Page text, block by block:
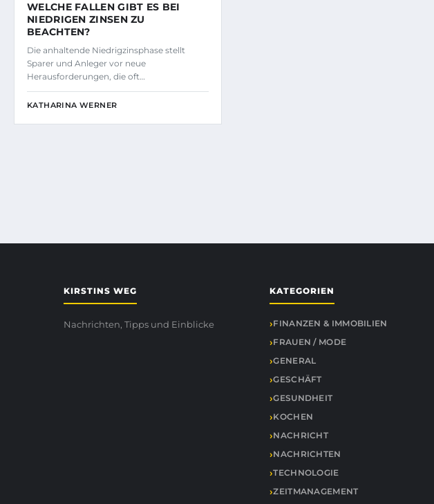
WELCHE FALLEN GIBT ES BEI
NIEDRIGEN ZINSEN ZU
BEACHTEN?
Die anhaltende Niedrigzinsphase stellt
Sparer und Anleger vor neue
Herausforderungen, die oft…
KATHARINA WERNER
KIRSTINS WEG
Nachrichten, Tipps und Einblicke
KATEGORIEN
FINANZEN & IMMOBILIEN
FRAUEN / MODE
GENERAL
GESCHÄFT
GESUNDHEIT
KOCHEN
NACHRICHT
NACHRICHTEN
TECHNOLOGIE
ZEITMANAGEMENT